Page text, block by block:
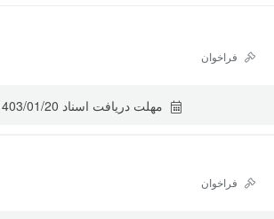
فراخوان
مهلت دریافت اسناد 01/20
فراخوان